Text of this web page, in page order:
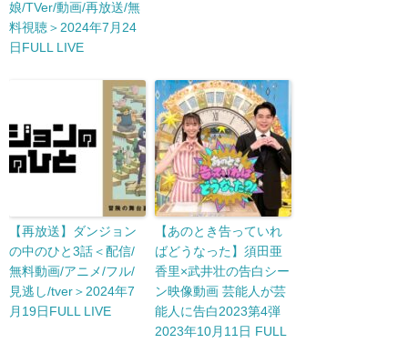
娘/TVer/動画/再放送/無
料視聴＞2024年7月24
日FULL LIVE
【再放送】ダンジョン
の中のひと3話＜配信/
無料動画/アニメ/フル/
見逃し/tver＞2024年7
月19日FULL LIVE
【あのとき告っていれ
ばどうなった】須田亜
香里×武井壮の告白シー
ン映像動画 芸能人が芸
能人に告白2023第4弾
2023年10月11日 FULL